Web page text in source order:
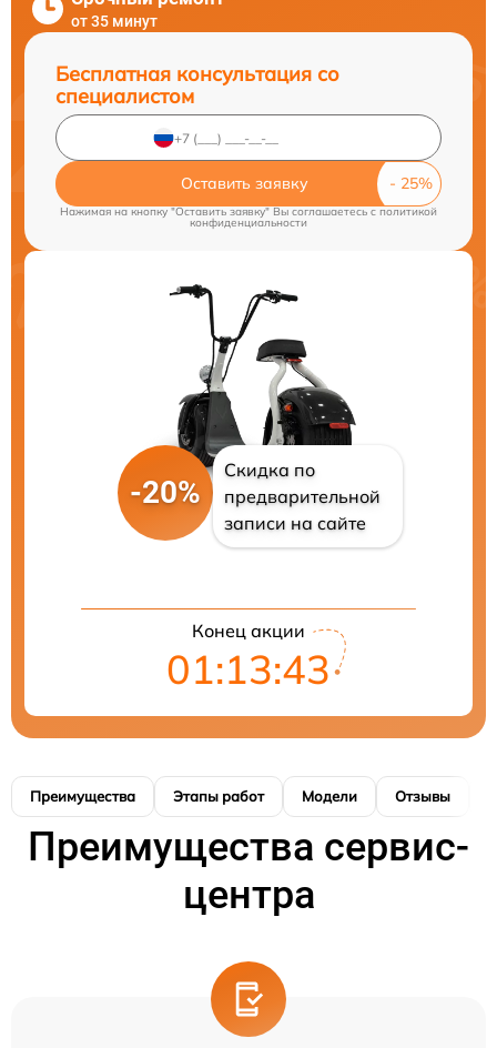
от 35 минут
Бесплатная консультация со
специалистом
Оставить заявку
Нажимая на кнопку "Оставить заявку" Вы соглашаетесь cполитикой
конфиденциальности
-20%
Скидка по
предварительной
записи на сайте
Конец акции
01:13:41
Преимущества Этапы работ Модели Отзывы
Преимущества сервис-
центра